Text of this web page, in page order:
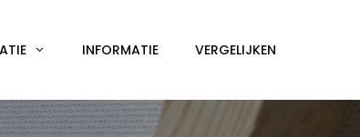
INFORMATIE VERGELIJKEN